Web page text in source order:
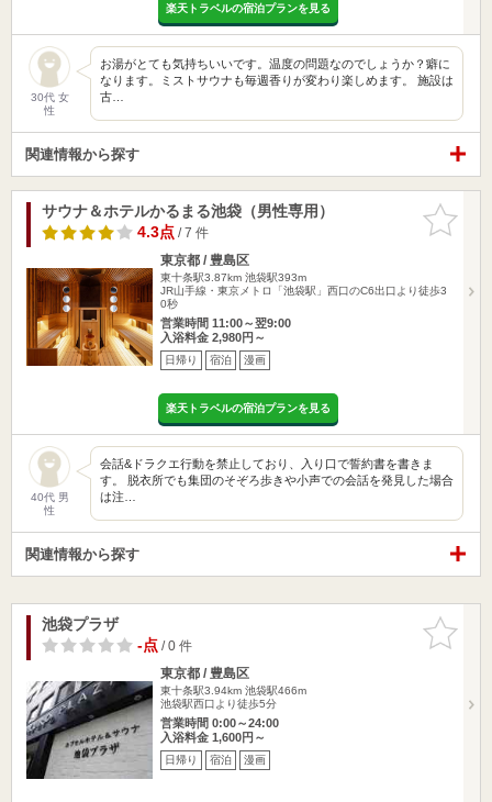
楽天トラベルの宿泊プランを見る
30代 女
性
お湯がとても気持ちいいです。温度の問題なのでしょうか？癖に
なります。ミストサウナも毎週香りが変わり楽しめます。 施設は
古…
関連情報から探す
お気に入
りに追加
サウナ＆ホテルかるまる池袋（男性専用）
4.3点/ 7 件
東京都 / 豊島区
東十条駅3.87km 池袋駅393m
JR山手線・東京メトロ「池袋駅」西口のC6出口より徒歩3
0秒
営業時間 11:00～翌9:00
入浴料金 2,980円～
日帰り 宿泊 漫画
楽天トラベルの宿泊プランを見る
40代 男
性
会話&ドラクエ行動を禁止しており、入り口で誓約書を書きま
す。 脱衣所でも集団のそぞろ歩きや小声での会話を発見した場合
は注…
関連情報から探す
お気に入
りに追加
池袋プラザ
-点/ 0 件
東京都 / 豊島区
東十条駅3.94km 池袋駅466m
池袋駅西口より徒歩5分
営業時間 0:00～24:00
入浴料金 1,600円～
日帰り 宿泊 漫画